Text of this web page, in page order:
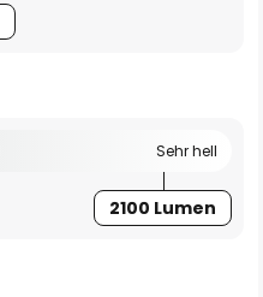
Sehr hell
2100 Lumen